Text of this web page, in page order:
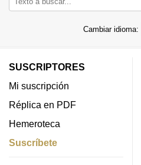
Cambiar idioma:
SUSCRIPTORES
Mi suscripción
Réplica en PDF
Hemeroteca
Suscríbete